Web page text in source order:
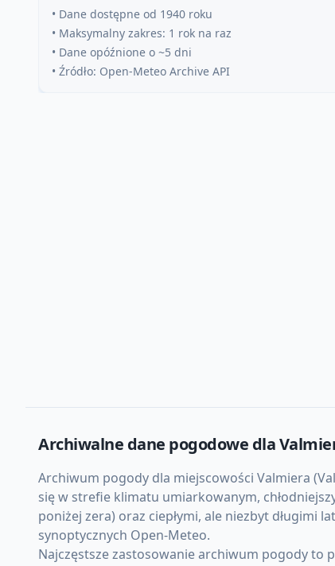
• Dane dostępne od 1940 roku
• Maksymalny zakres: 1 rok na raz
• Dane opóźnione o ~5 dni
• Źródło: Open-Meteo Archive API
Archiwalne dane pogodowe dla
Archiwum pogody dla miejscowości Valmiera
się w strefie klimatu umiarkowanym,
poniżej zera) oraz ciepłymi, ale niezbyt długimi
synoptycznych Open-Meteo.
Najczęstsze zastosowanie archiwum pogody to